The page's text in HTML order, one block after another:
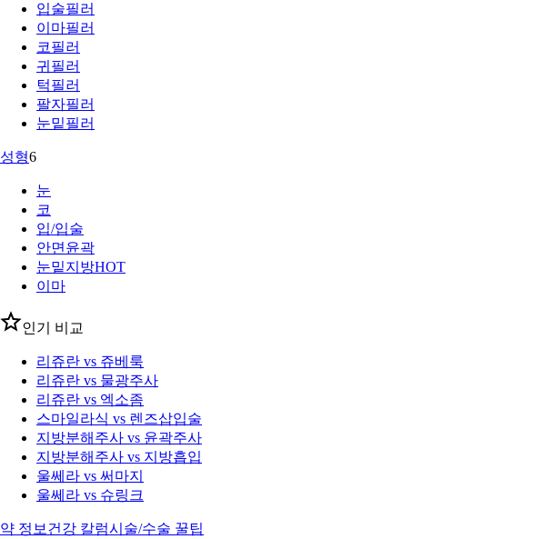
입술필러
이마필러
코필러
귀필러
턱필러
팔자필러
눈밑필러
성형6
눈
코
입/입술
안면윤곽
눈밑지방HOT
이마
인기 비교
리쥬란 vs 쥬베룩
리쥬란 vs 물광주사
리쥬란 vs 엑소좀
스마일라식 vs 렌즈삽입술
지방분해주사 vs 윤곽주사
지방분해주사 vs 지방흡입
울쎄라 vs 써마지
울쎄라 vs 슈링크
약 정보 건강 칼럼시술/수술 꿀팁